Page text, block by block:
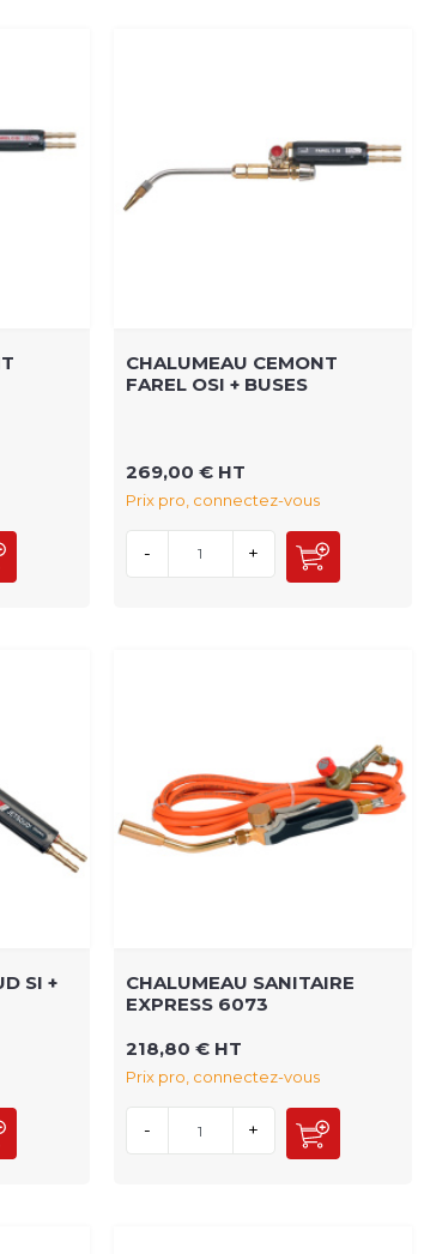
CHALUMEAU CEMONT
FAREL OSI + BUSES
269,00 € HT
Prix pro, connectez-vous
- +
SI +
CHALUMEAU SANITAIRE
EXPRESS 6073
218,80 € HT
Prix pro, connectez-vous
- +